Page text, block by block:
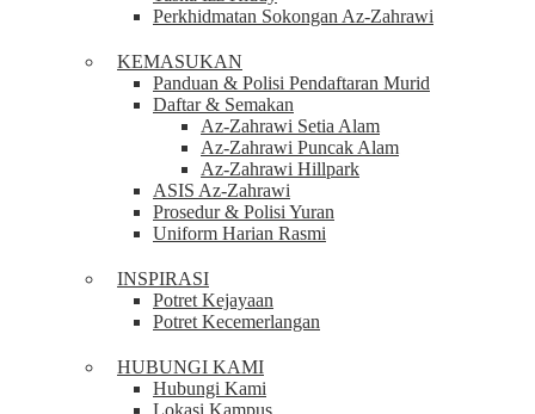
Perkhidmatan Sokongan Az-Zahrawi
KEMASUKAN
Panduan & Polisi Pendaftaran Murid
Daftar & Semakan
Az-Zahrawi Setia Alam
Az-Zahrawi Puncak Alam
Az-Zahrawi Hillpark
ASIS Az-Zahrawi
Prosedur & Polisi Yuran
Uniform Harian Rasmi
INSPIRASI
Potret Kejayaan
Potret Kecemerlangan
HUBUNGI KAMI
Hubungi Kami
Lokasi Kampus